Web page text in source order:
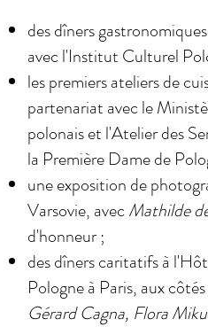
des dîners
avec l'Institut Culturel
les premiers ateliers de
partenariat avec le
polonais et l'Atelier des
la Première Dame de
une exposition de
Varsovie, avecMathilde
d'honneur ;
des dîners caritatifs à
Pologne à Paris, aux
Gérard Cagna, Flora